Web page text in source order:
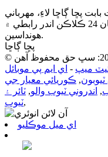
پڇا ڳاڇا لاءِ، مهرباني
ڪري اسان کي ڇڏي ڏيو ۽ اسان 24 ڪلاڪن اندر رابطي ۾
هونداسين.
پڇا ڳاڇا
ميپ - اي ايم پي موبائل
ٽيوبون, ڪوريائي معيار جي
, اندروني ٽيوب والو, ٽائر ۽
ٽيوب,
اي ميل موڪليو